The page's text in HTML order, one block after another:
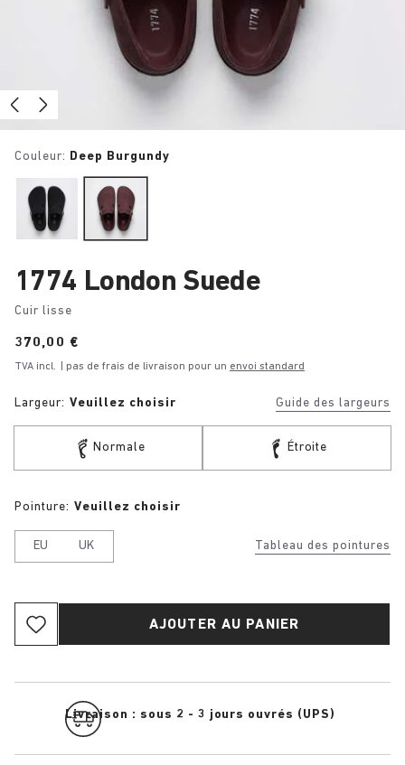
Couleur: Deep Burgundy
1774 London Suede
Cuir lisse
Price:
370,00 €
TVA incl. | pas de frais de livraison pour un envoi standard
Largeur: Veuillez choisir Guide des largeurs
Normale Étroite
Tableau des pointures
Pointure: Veuillez choisir
EU UK
AJOUTER AU PANIER
Livraison : sous 2 - 3 jours ouvrés (UPS)